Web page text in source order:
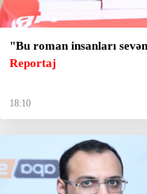
"Bu roman insanları
Reportaj
18:10